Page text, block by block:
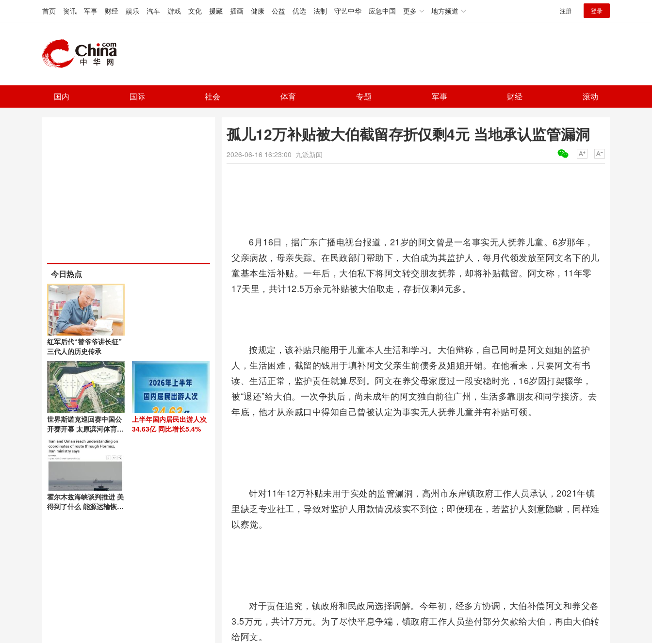
首页 资讯 军事 财经 娱乐 汽车 游戏 文化 援藏 插画 健康 公益 优选 法制 守艺中华 应急中国 更多 地方频道 注册 登录
国内 国际 社会 体育 专题 军事 财经 滚动
孤儿12万补贴被大伯截留存折仅剩4元 当地承认监管漏洞
2026-06-16 16:23:00 九派新闻
6月16日，据广东广播电视台报道，21岁的阿文曾是一名事实无人抚养儿童。6岁那年，
父亲病故，母亲失踪。在民政部门帮助下，大伯成为其监护人，每月代领发放至阿文名下的儿
童基本生活补贴。一年后，大伯私下将阿文转交朋友抚养，却将补贴截留。阿文称，11年零
17天里，共计12.5万余元补贴被大伯取走，存折仅剩4元多。
按规定，该补贴只能用于儿童本人生活和学习。大伯辩称，自己同时是阿文姐姐的监护
人，生活困难，截留的钱用于填补阿文父亲生前债务及姐姐开销。在他看来，只要阿文有书
读、生活正常，监护责任就算尽到。阿文在养父母家度过一段安稳时光，16岁因打架辍学，
被“退还”给大伯。一次争执后，尚未成年的阿文独自前往广州，生活多靠朋友和同学接济。去
年底，他才从亲戚口中得知自己曾被认定为事实无人抚养儿童并有补贴可领。
针对11年12万补贴未用于实处的监管漏洞，高州市东岸镇政府工作人员承认，2021年镇
里缺乏专业社工，导致对监护人用款情况核实不到位；即便现在，若监护人刻意隐瞒，同样难
以察觉。
对于责任追究，镇政府和民政局选择调解。今年初，经多方协调，大伯补偿阿文和养父各
3.5万元，共计7万元。为了尽快平息争端，镇政府工作人员垫付部分欠款给大伯，再由大伯转
给阿文。
今日热点
红军后代“替爷爷讲长征”
三代人的历史传承
世界斯诺克巡回赛中国公
开赛开幕 太原滨河体育中
心闪耀启幕
上半年国内居民出游人次
34.63亿 同比增长5.4%
霍尔木兹海峡谈判推进 美
得到了什么 能源运输恢复